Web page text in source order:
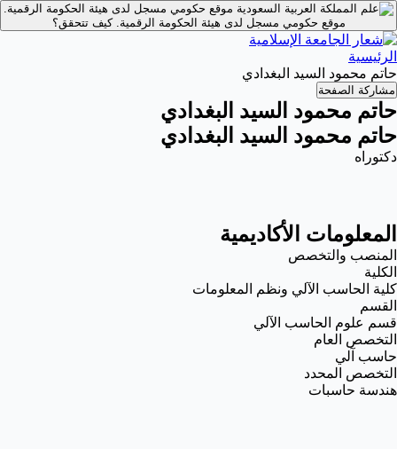
موقع حكومي مسجل لدى هيئة الحكومة الرقمية.
موقع حكومي مسجل لدى هيئة الحكومة الرقمية.كيف تتحقق؟
الرئيسية
حاتم محمود السيد البغدادي
مشاركة الصفحة
حاتم محمود السيد البغدادي
حاتم محمود السيد البغدادي
دكتوراه
المعلومات الأكاديمية
المنصب والتخصص
الكلية
كلية الحاسب الآلي ونظم المعلومات
القسم
قسم علوم الحاسب الآلي
التخصص العام
حاسب آلي
التخصص المحدد
هندسة حاسبات